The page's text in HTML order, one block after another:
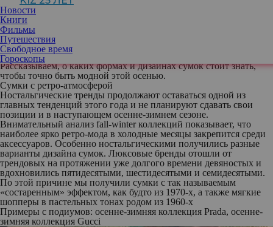
Новости
Книги
Фильмы
Путешествия
Свободное время
Гороскопы
классика, которая будет всегда в моде вне зависимости от
быстрых тенденций. Сложно представить, что когда-нибудь из
ассортиментов брендов, например, исчезнут идеально
подходящие для похода на работу тоуты или вечерние клатчи.
Однако что делать тем, кто предпочитает повседневные, но
трендовые модели, как у инфлюенсеров в социальных сетях?
Рассказываем, о каких формах и дизайнах сумок стоит знать,
чтобы точно быть модной этой осенью.
Сумки с ретро-атмосферой
Ностальгические тренды продолжают оставаться одной из
главных тенденций этого года и не планируют сдавать свои
позиции и в наступающем осенне-зимнем сезоне.
Внимательный анализ fall-winter коллекций показывает, что
наиболее ярко ретро-мода в холодные месяцы закрепится среди
аксессуаров. Особенно ностальгическими получились разные
варианты дизайна сумок. Люксовые бренды отошли от
трендовых на протяжении уже долгого времени девяностых и
вдохновились пятидесятыми, шестидесятыми и семидесятыми.
По этой причине мы получили сумки с так называемым
«состаренным» эффектом, как будто из 1970-х, а также мягкие
шопперы в пастельных тонах родом из 1960-х
Примеры с подиумов: осенне-зимняя коллекция Prada, осенне-
зимняя коллекция Gucci